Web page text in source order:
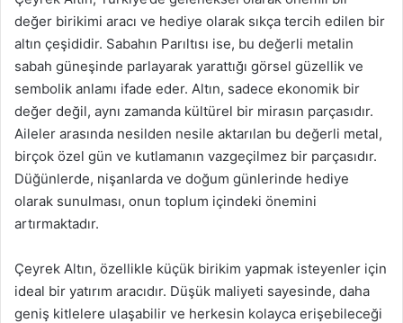
değer birikimi aracı ve hediye olarak sıkça tercih edilen bir
altın çeşididir. Sabahın Parıltısı ise, bu değerli metalin
sabah güneşinde parlayarak yarattığı görsel güzellik ve
sembolik anlamı ifade eder. Altın, sadece ekonomik bir
değer değil, aynı zamanda kültürel bir mirasın parçasıdır.
Aileler arasında nesilden nesile aktarılan bu değerli metal,
birçok özel gün ve kutlamanın vazgeçilmez bir parçasıdır.
Düğünlerde, nişanlarda ve doğum günlerinde hediye
olarak sunulması, onun toplum içindeki önemini
artırmaktadır.
Çeyrek Altın, özellikle küçük birikim yapmak isteyenler için
ideal bir yatırım aracıdır. Düşük maliyeti sayesinde, daha
geniş kitlelere ulaşabilir ve herkesin kolayca erişebileceği